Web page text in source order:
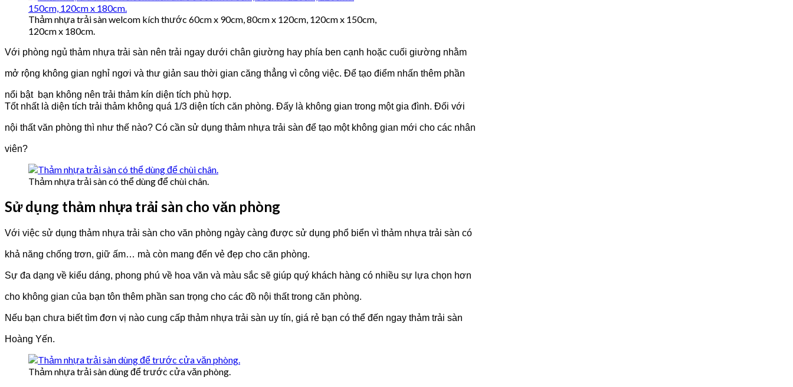
Thảm nhựa trải sàn welcom kích thước 60cm x 90cm, 80cm x 120cm, 120cm x 150cm,
120cm x 180cm.
Với phòng ngủ thảm nhựa trải sàn nên trải ngay dưới chân giường hay phía ben cạnh hoặc cuối giường nhằm
mở rộng không gian nghỉ ngơi và thư giản sau thời gian căng thẳng vì công việc. Để tạo điểm nhấn thêm phần
nổi bật bạn không nên trải thảm kín diện tích phù hợp.
Tốt nhất là diện tích trải thảm không quá 1/3 diện tích căn phòng. Đấy là không gian trong một gia đình. Đối với
nội thất văn phòng thì như thế nào? Có cần sử dụng thảm nhựa trải sàn để tạo một không gian mới cho các nhân
viên?
Thảm nhựa trải sàn có thể dùng để chùi chân.
Sử dụng thảm nhựa trải sàn cho văn phòng
Với việc sử dụng thảm nhựa trải sàn cho văn phòng ngày càng được sử dụng phổ biển vì thảm nhựa trải sàn có
khả năng chống trơn, giữ ấm… mà còn mang đến vẻ đẹp cho căn phòng.
Sự đa dạng về kiểu dáng, phong phú về hoa văn và màu sắc sẽ giúp quý khách hàng có nhiều sự lựa chọn hơn
cho không gian của bạn tôn thêm phần san trọng cho các đồ nội thất trong căn phòng.
Nếu bạn chưa biết tìm đơn vị nào cung cấp thảm nhựa trải sàn uy tín, giá rẻ bạn có thể đến ngay thảm trải sàn
Hoàng Yến.
Thảm nhựa trải sàn dùng để trước cửa văn phòng.